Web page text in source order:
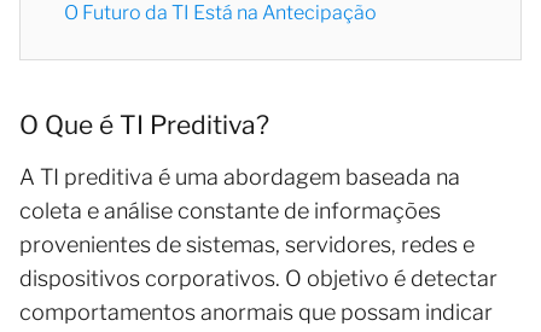
O Futuro da TI Está na Antecipação
O Que é TI Preditiva?
A TI preditiva é uma abordagem baseada na
coleta e análise constante de informações
provenientes de sistemas, servidores, redes e
dispositivos corporativos. O objetivo é detectar
comportamentos anormais que possam indicar